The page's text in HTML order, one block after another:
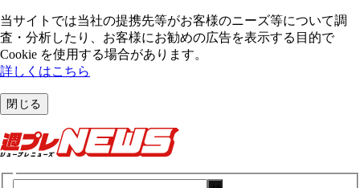
当サイトでは当社の提携先等がお客様のニーズ等について調
査・分析したり、お客様にお勧めの広告を表⽰する⽬的で
Cookie を使⽤する場合があります。
詳しくはこちら
閉じる